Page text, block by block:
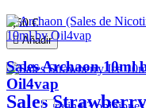
6,50 €
 Añadir
Sales
Sales Archaon 10ml
Oil4vap